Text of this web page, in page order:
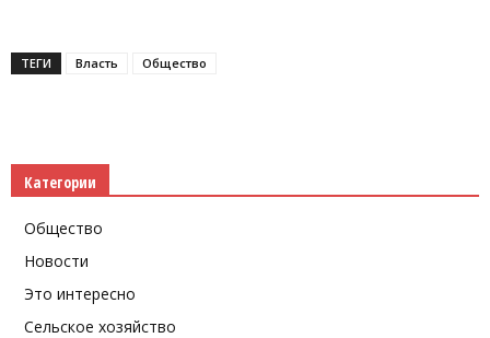
ТЕГИ Власть Общество
Категории
Общество
Новости
Это интересно
Сельское хозяйство